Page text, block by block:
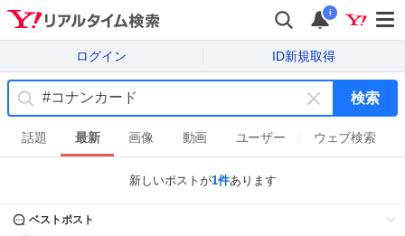
i
ログイン ID新規取得
キ
ー
ワ
検索
話題 最新 画像 動画 ユーザー ウェブ検索
新しいポストが1件あります
ベストポスト